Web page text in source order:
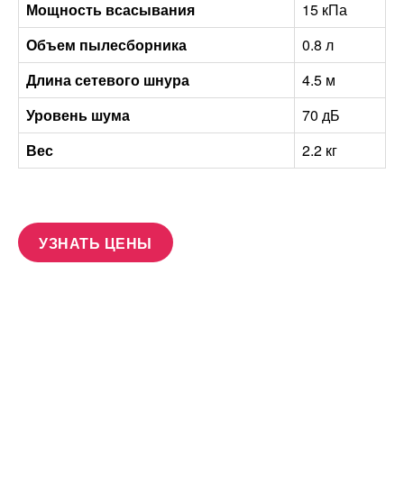
Мощность всасывания
15 кПа
Объем пылесборника
0.8 л
Длина сетевого шнура
4.5 м
Уровень шума
70 дБ
Вес
2.2 кг
УЗНАТЬ ЦЕНЫ